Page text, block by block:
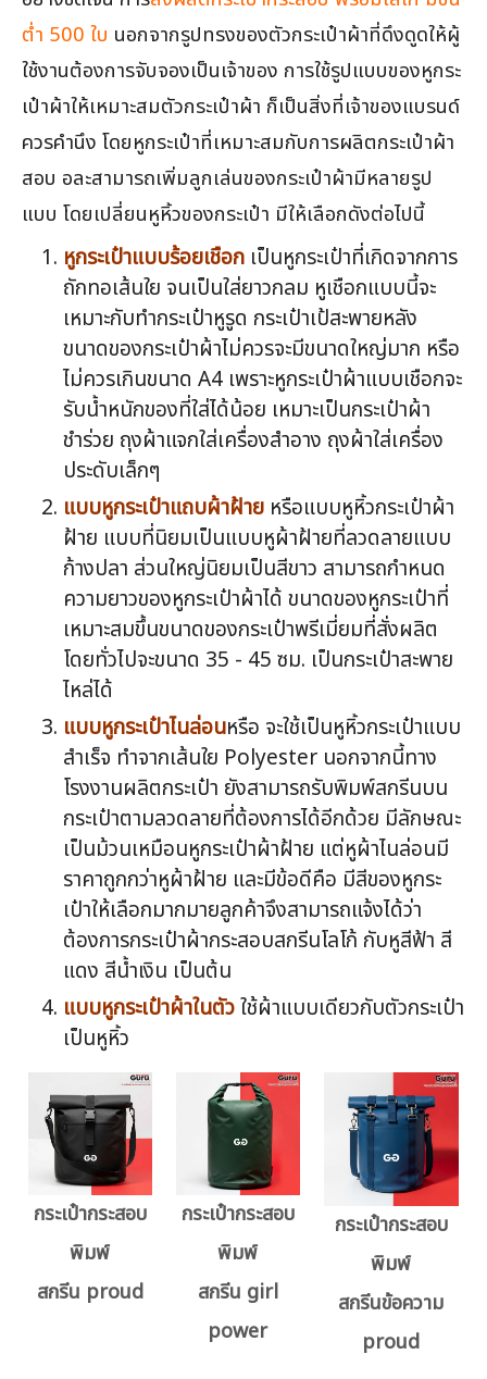
ต่ำ 500 ใบ นอกจากรูปทรงของตัวกระเป๋าผ้าที่ดึงดูดให้ผู้
ใช้งานต้องการจับจองเป็นเจ้าของ การใช้รูปแบบของหูกระ
เป๋าผ้าให้เหมาะสมตัวกระเป๋าผ้า ก็เป็นสิ่งที่เจ้าของแบรนด์
ควรคำนึง โดยหูกระเป๋าที่เหมาะสมกับการผลิตกระเป๋าผ้า
สอบ อละสามารถเพิ่มลูกเล่นของกระเป๋าผ้ามีหลายรูป
แบบ โดยเปลี่ยนหูหิ้วของกระเป๋า มีให้เลือกดังต่อไปนี้
หูกระเป๋าแบบร้อยเชือก เป็นหูกระเป๋าที่เกิดจากการ
ถักทอเส้นใย จนเป็นใส่ยาวกลม หูเชือกแบบนี้จะ
เหมาะกับทำกระเป๋าหูรูด กระเป๋าเป้สะพายหลัง
ขนาดของกระเป๋าผ้าไม่ควรจะมีขนาดใหญ่มาก หรือ
ไม่ควรเกินขนาด A4 เพราะหูกระเป๋าผ้าแบบเชือกจะ
รับน้ำหนักของที่ใส่ได้น้อย เหมาะเป็นกระเป๋าผ้า
ชำร่วย ถุงผ้าแจกใส่เครื่องสำอาง ถุงผ้าใส่เครื่อง
ประดับเล็กๆ
แบบหูกระเป๋าแถบผ้าฝ้าย หรือแบบหูหิ้วกระเป๋าผ้า
ฝ้าย แบบที่นิยมเป็นแบบหูผ้าฝ้ายที่ลวดลายแบบ
ก้างปลา ส่วนใหญ่นิยมเป็นสีขาว สามารถกำหนด
ความยาวของหูกระเป๋าผ้าได้ ขนาดของหูกระเป๋าที่
เหมาะสมขึ้นขนาดของกระเป๋าพรีเมี่ยมที่สั่งผลิต
โดยทั่วไปจะขนาด 35 - 45 ซม. เป็นกระเป๋าสะพาย
ไหล่ได้
แบบหูกระเป๋าไนล่อนหรือ จะใช้เป็นหูหิ้วกระเป๋าแบบ
สำเร็จ ทำจากเส้นใย Polyester นอกจากนี้ทาง
โรงงานผลิตกระเป๋า ยังสามารถรับพิมพ์สกรีนบน
กระเป๋าตามลวดลายที่ต้องการได้อีกด้วย มีลักษณะ
เป็นม้วนเหมือนหูกระเป๋าผ้าฝ้าย แต่หูผ้าไนล่อนมี
ราคาถูกกว่าหูผ้าฝ้าย และมีข้อดีคือ มีสีของหูกระ
เป๋าให้เลือกมากมายลูกค้าจึงสามารถแจ้งได้ว่า
ต้องการกระเป๋าผ้ากระสอบสกรีนโลโก้ กับหูสีฟ้า สี
แดง สีน้ำเงิน เป็นต้น
แบบหูกระเป๋าผ้าในตัวใช้ผ้าแบบเดียวกับตัวกระเป๋า
เป็นหูหิ้ว
กระเป๋ากระสอบ
พิมพ์
สกรีน proud
กระเป๋ากระสอบ
พิมพ์
สกรีน girl
power
กระเป๋ากระสอบ
พิมพ์
สกรีนข้อความ
proud